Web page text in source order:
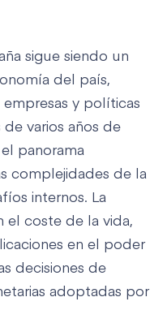
sigue siendo un
del país,
y políticas
varios años de
panorama
complejidades de la
internos. La
el coste de la vida,
en el poder
decisiones de
adoptadas por